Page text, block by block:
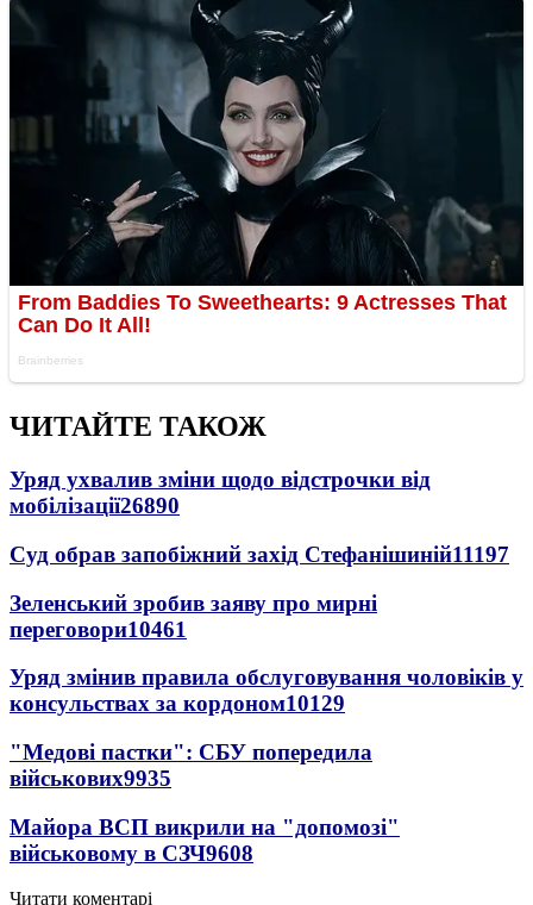
ЧИТАЙТЕ ТАКОЖ
Уряд ухвалив зміни щодо відстрочки від
мобілізації26890
Суд обрав запобіжний захід Стефанішиній11197
Зеленський зробив заяву про мирні
переговори10461
Уряд змінив правила обслуговування чоловіків у
консульствах за кордоном10129
"Медові пастки": СБУ попередила
військових9935
Майора ВСП викрили на "допомозі"
військовому в СЗЧ9608
Читати коментарі